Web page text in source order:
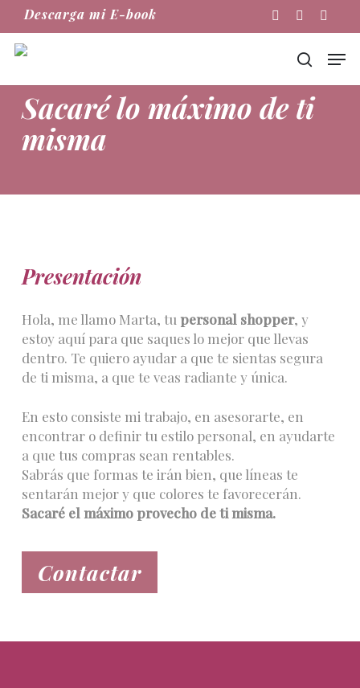
main
InstagramPhoneEmail
Descarga mi E-book
buscar
Sacaré lo máximo de ti
misma
Presentación
Hola, me llamo Marta, tu personal shopper, y
estoy aquí para que saques lo mejor que llevas
dentro. Te quiero ayudar a que te sientas segura
de ti misma, a que te veas radiante y única.
En esto consiste mi trabajo, en asesorarte, en
encontrar o definir tu estilo personal, en ayudarte
a que tus compras sean rentables.
Sabrás que formas te irán bien, que líneas te
sentarán mejor y que colores te favorecerán.
Sacaré el máximo provecho de ti misma.
Contactar